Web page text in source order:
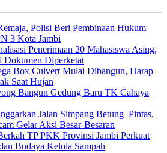
Polisi Beri Pembinaan Hukum
3 Kota Jambi
Penerimaan 20 Mahasiswa Asing,
Dokumen Diperketat
Box Culvert Mulai Dibangun, Harap
Saat Hujan
Bangun Gedung Baru TK Cahaya
Jalan Simpang Betung–Pintas,
Gelar Aksi Besar-Besaran
TP PKK Provinsi Jambi Perkuat
Budaya Kelola Sampah